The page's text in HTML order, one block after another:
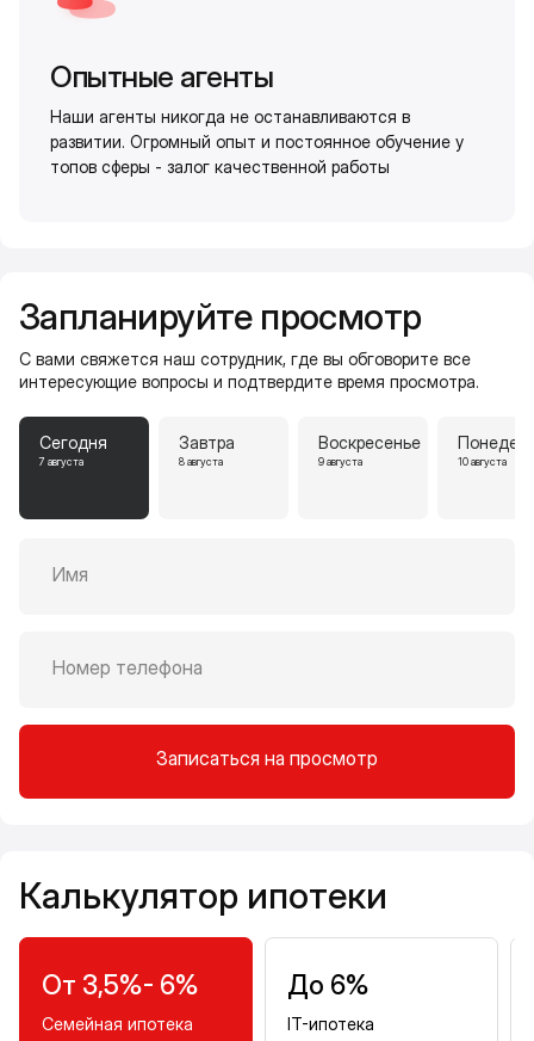
Опытные агенты
Наши агенты никогда не останавливаются в
развитии. Огромный опыт и постоянное обучение у
топов сферы - залог качественной работы
Запланируйте просмотр
С вами свяжется наш сотрудник, где вы обговорите все
интересующие вопросы и подтвердите время просмотра.
Сегодня
7 августа
Завтра
8 августа
Воскресенье
9 августа 10 августа
Имя
Номер телефона
Записаться на просмотр
Калькулятор ипотеки
От 3,5%- 6%
Семейная ипотека
До 6%
IT-ипотека